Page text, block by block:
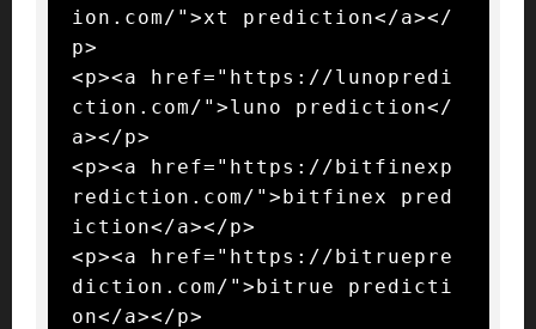
ion.com/">xt prediction</a></
p>
<p><a href="https://lunopredi
ction.com/">luno prediction</
a></p>
<p><a href="https://bitfinexp
rediction.com/">bitfinex pred
iction</a></p>
<p><a href="https://bitruepre
diction.com/">bitrue predicti
on</a></p>